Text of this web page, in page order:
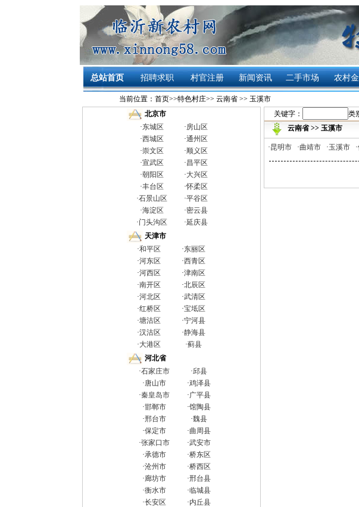
总站首页 招聘求职 村官注册 新闻资讯 二手市场 农村
当前位置： 首页>>特色村庄>> 云南省 >> 玉溪市
北京市
·东城区 ·房山区
·西城区 ·通州区
·崇文区 ·顺义区
·宣武区 ·昌平区
·朝阳区 ·大兴区
·丰台区 ·怀柔区
·石景山区 ·平谷区
·海淀区 ·密云县
·门头沟区 ·延庆县
天津市
·和平区 ·东丽区
·河东区 ·西青区
·河西区 ·津南区
·南开区 ·北辰区
·河北区 ·武清区
·红桥区 ·宝坻区
·塘沽区 ·宁河县
·汉沽区 ·静海县
·大港区 ·蓟县
河北省
·石家庄市 ·邱县
·唐山市 ·鸡泽县
·秦皇岛市 ·广平县
·邯郸市 ·馆陶县
·邢台市 ·魏县
·保定市 ·曲周县
·张家口市 ·武安市
·承德市 ·桥东区
·沧州市 ·桥西区
·廊坊市 ·邢台县
·衡水市 ·临城县
·长安区 ·内丘县
关键字： 类
云南省>> 玉溪市
·昆明市 ·曲靖市 ·玉溪市 ·